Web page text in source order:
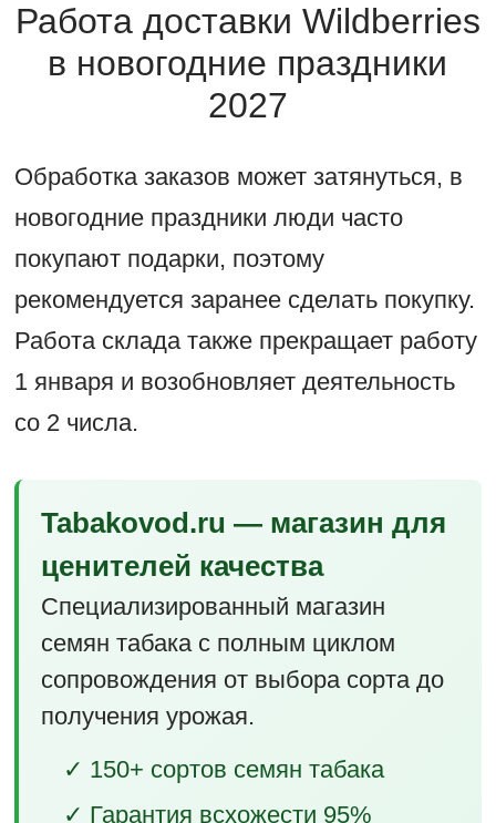
Работа доставки Wildberries
в новогодние праздники
2027
Обработка заказов может затянуться, в
новогодние праздники люди часто
покупают подарки, поэтому
рекомендуется заранее сделать покупку.
Работа склада также прекращает работу
1 января и возобновляет деятельность
со 2 числа.
Tabakovod.ru — магазин для
ценителей качества
Специализированный магазин
семян табака с полным циклом
сопровождения от выбора сорта до
получения урожая.
✓ 150+ сортов семян табака
✓ Гарантия всхожести 95%